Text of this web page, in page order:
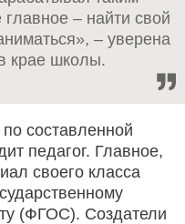
– найти свой
– уверена
крае школы.
составленной
педагог. Главное,
своего класса
(ФГОС). Создатели